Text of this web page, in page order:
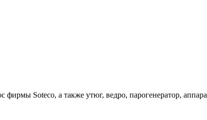
фирмы Soteco, а также утюг, ведро, парогенератор,